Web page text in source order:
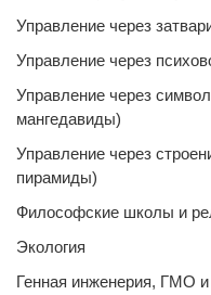
Управление через
Управление через
Управление через
мангедавиды)
Управление через
пирамиды)
Философские школы и
Экология
Генная инженерия, ГМО и